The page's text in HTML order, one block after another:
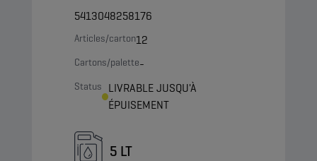
5413048258176
Articles/carton12
Cartons/palette-
Status
LIVRABLE JUSQU'À
ÉPUISEMENT
5 LT